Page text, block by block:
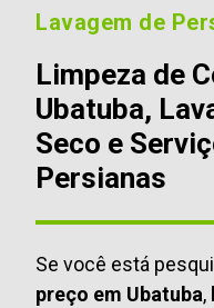
Lavagem de
Limpeza de
Ubatuba,
Seco e
Persianas
Se você está
preço em Ubatuba,